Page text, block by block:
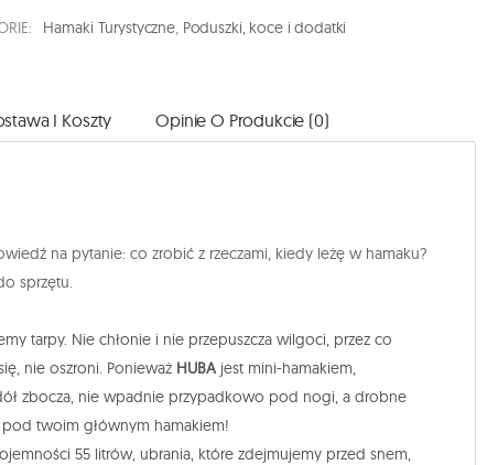
Hamaki Turystyczne, Poduszki, koce i dodatki
I Koszty Opinie O Produkcie (0)
na pytanie: co zrobić z rzeczami, kiedy leżę w hamaku?
sprzętu.
tarpy. Nie chłonie i nie przepuszcza wilgoci, przez co
nie oszroni. Ponieważ HUBAjest mini-hamakiem,
zbocza, nie wpadnie przypadkowo pod nogi, a drobne
twoim głównym hamakiem!
55 litrów, ubrania, które zdejmujemy przed snem,